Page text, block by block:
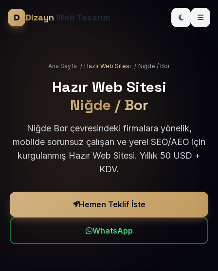
Dizayn Web Tasarım
Ana Sayfa / Hazır Web Sitesi / Niğde / Bor
Hazır Web Sitesi
Niğde / Bor
Niğde Bor çevresindeki firmalara yönelik,
mobilde sorunsuz çalışan ve yerel SEO/AEO için
kurgulanmış Hazır Web Sitesi. Yıllık 50 USD +
KDV.
Hemen Teklif İste
WhatsApp